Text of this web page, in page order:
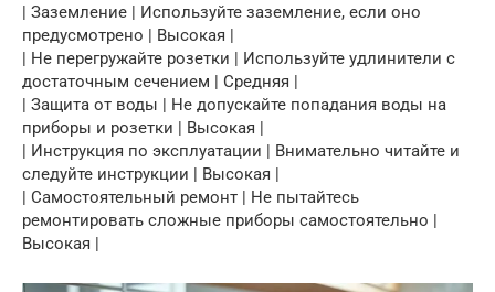
| Заземление | Используйте заземление, если оно
предусмотрено | Высокая |
| Не перегружайте розетки | Используйте удлинители с
достаточным сечением | Средняя |
| Защита от воды | Не допускайте попадания воды на
приборы и розетки | Высокая |
| Инструкция по эксплуатации | Внимательно читайте и
следуйте инструкции | Высокая |
| Самостоятельный ремонт | Не пытайтесь
ремонтировать сложные приборы самостоятельно |
Высокая |